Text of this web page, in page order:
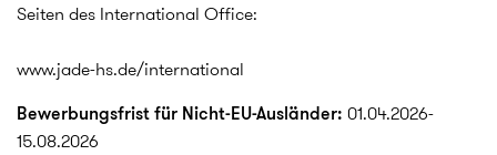
Seiten des International Office:
www.jade-hs.de/international
Bewerbungsfrist für Nicht-EU-Ausländer: 01.04.2026-
15.08.2026